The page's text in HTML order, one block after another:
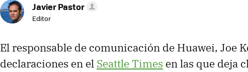
Javier Pastor
Editor
El responsable de comunicación de Huawei, Joe
declaraciones en el Seattle Times en las que deja